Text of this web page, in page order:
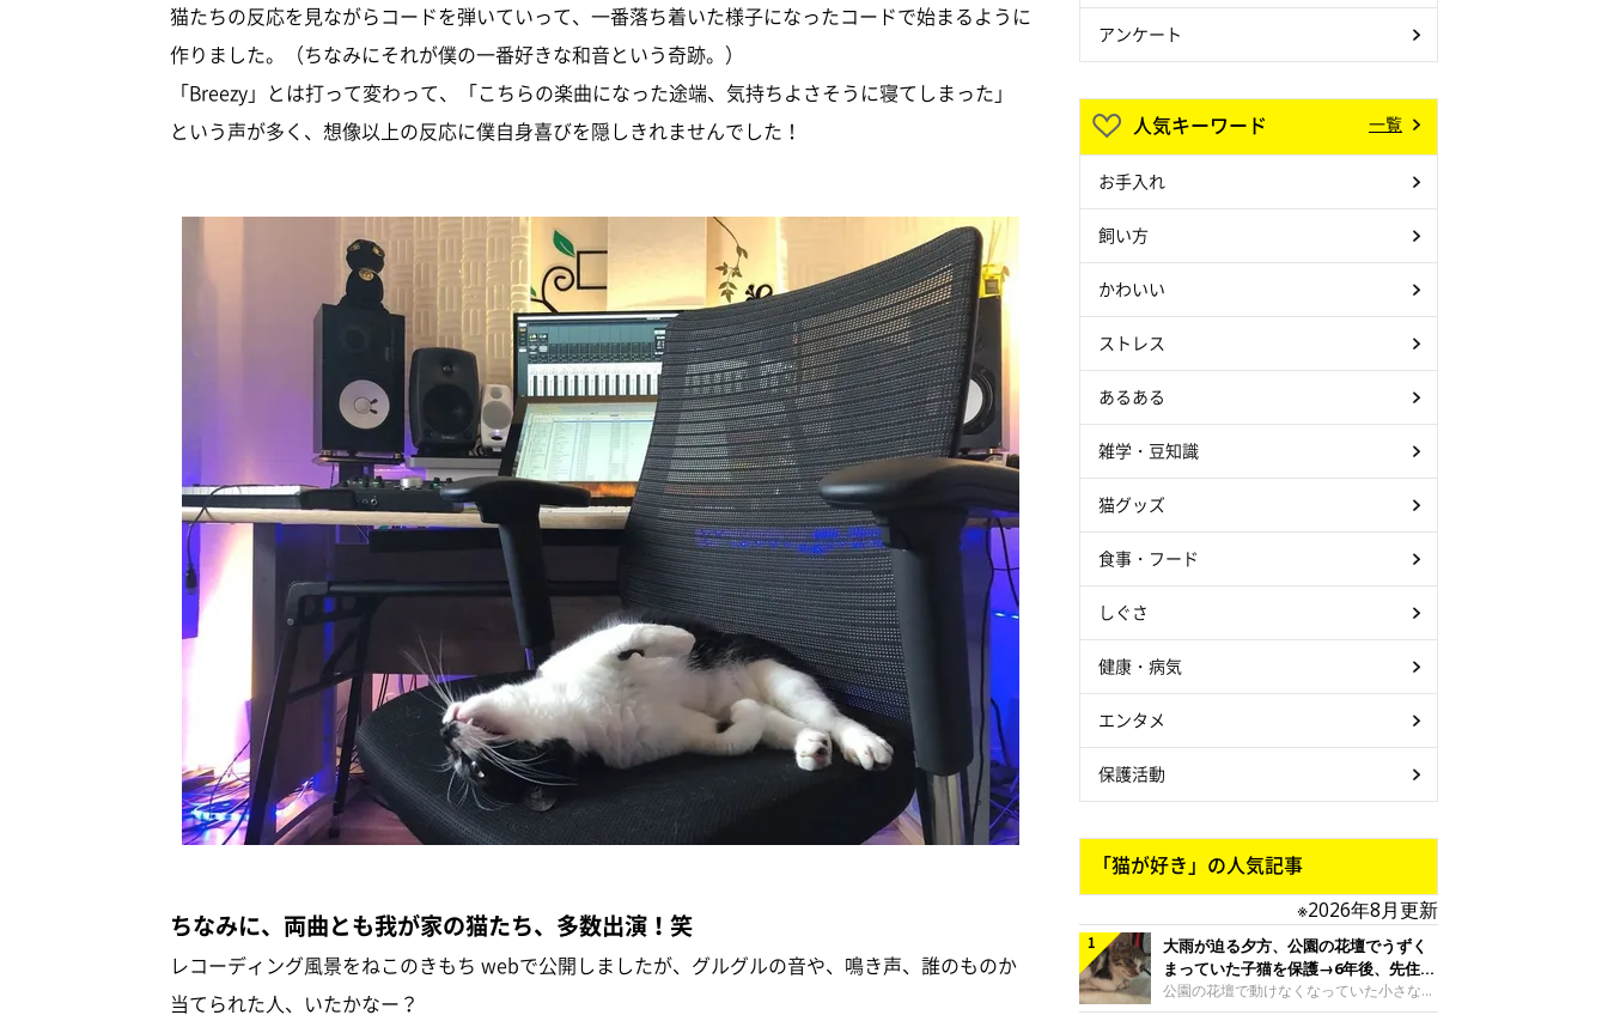
猫たちの反応を見ながらコードを弾いていって、一番落ち着いた様子になったコードで始まるように
作りました。（ちなみにそれが僕の一番好きな和音という奇跡。）
「Breezy」とは打って変わって、「こちらの楽曲になった途端、気持ちよさそうに寝てしまった」
という声が多く、想像以上の反応に僕自身喜びを隠しきれませんでした！
ちなみに、両曲とも我が家の猫たち、多数出演！笑
レコーディング風景をねこのきもち webで公開しましたが、グルグルの音や、鳴き声、誰のものか
当てられた人、いたかなー？
アンケート
人気キーワード 一覧
お手入れ
飼い方
かわいい
ストレス
あるある
雑学・豆知識
猫グッズ
食事・フード
しぐさ
健康・病気
エンタメ
保護活動
「猫が好き」の人気記事
※2026年8月更新
大雨が迫る夕方、公園の花壇でうずく
まっていた子猫を保護→6年後、先住猫
と“姉妹”のような関係に
公園の花壇で動けなくなっていた小さな子